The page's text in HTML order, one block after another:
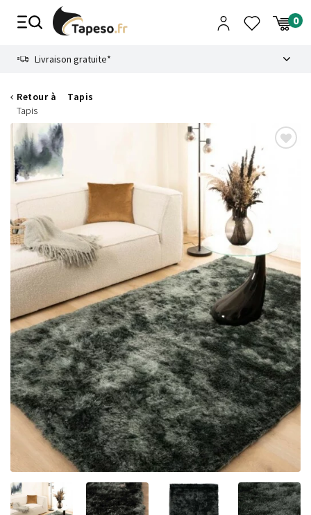
Livraison gratuite*
Retour à
Tapis
Tapis